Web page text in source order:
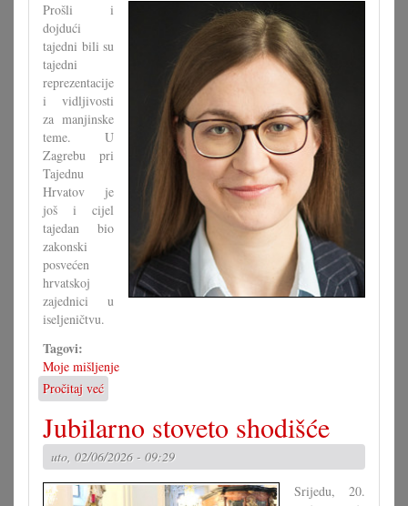
Prošli i
dojdući
tajedni bili su
tajedni
reprezentacije
i vidljivosti
za manjinske
teme. U
Zagrebu pri
Tajednu
Hrvatov je
još i cijel
tajedan bio
zakonski
posvećen
hrvatskoj
zajednici u
iseljeničtvu.
Tagovi:
Moje mišljenje
Pročitaj već
Je
li
zaista
znamo
ča
kanimo?
Jubilarno stoveto shodišće
uto, 02/06/2026 - 09:29
Srijedu, 20.